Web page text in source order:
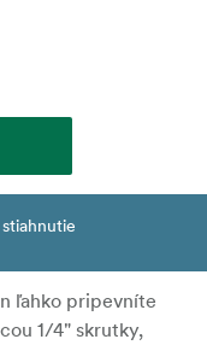
ľahko pripevníte
1/4" skrutky,